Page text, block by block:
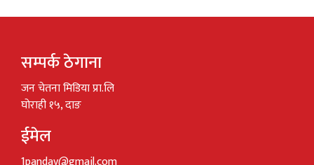
सम्पर्क ठेगाना
जन चेतना मिडिया प्रा.लि
घोराही १५, दाङ
ईमेल